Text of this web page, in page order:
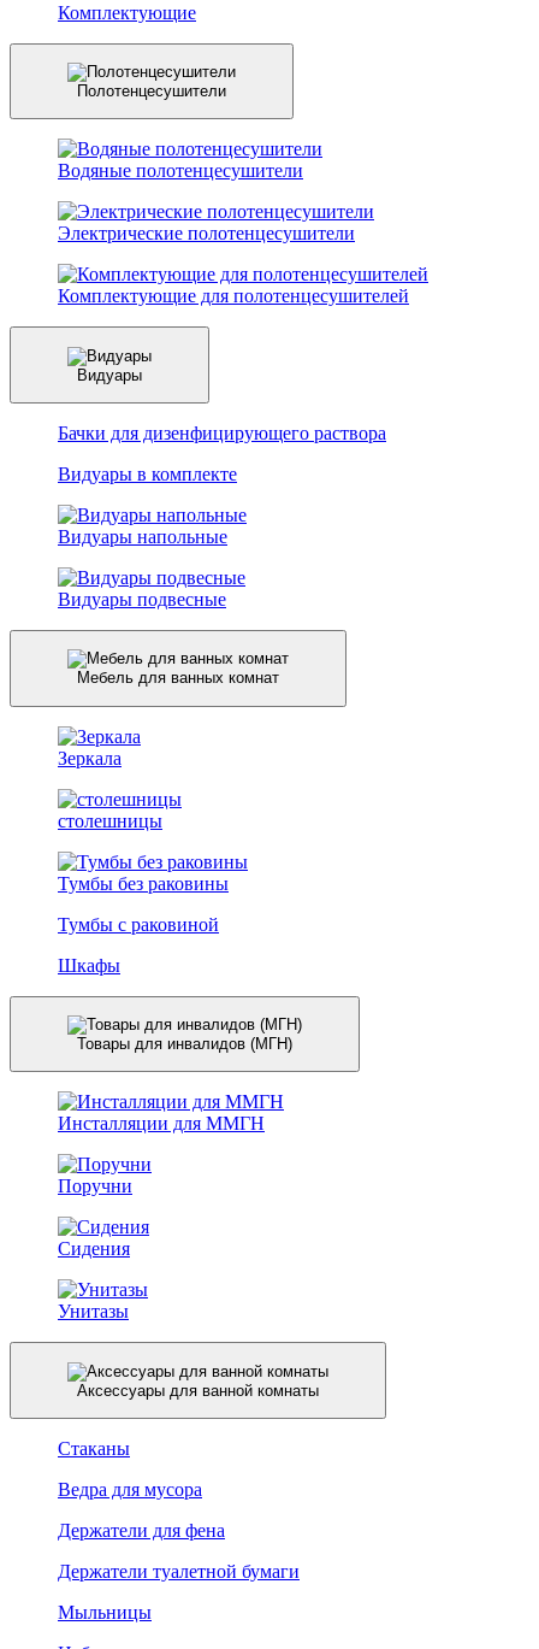
Комплектующие
Полотенцесушители
Водяные полотенцесушители
Электрические полотенцесушители
Комплектующие для полотенцесушителей
Видуары
Бачки для дизенфицирующего раствора
Видуары в комплекте
Видуары напольные
Видуары подвесные
Мебель для ванных комнат
Зеркала
столешницы
Тумбы без раковины
Тумбы с раковиной
Шкафы
Товары для инвалидов (МГН)
Инсталляции для ММГН
Поручни
Сидения
Унитазы
Аксессуары для ванной комнаты
Стаканы
Ведра для мусора
Держатели для фена
Держатели туалетной бумаги
Мыльницы